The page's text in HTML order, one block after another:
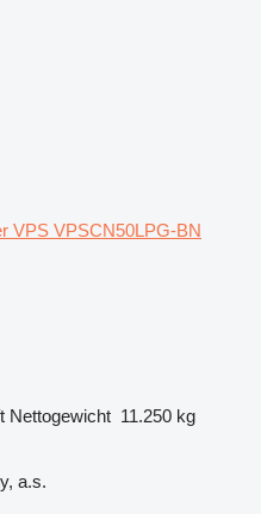
VPS VPSCN50LPG-BN
Nettogewicht 11.250 kg
a.s.